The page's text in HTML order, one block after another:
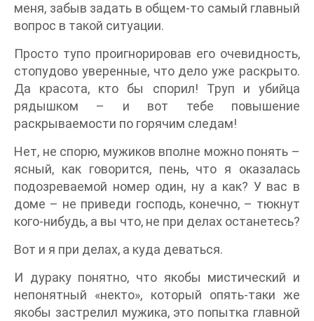
меня, забыв задать в общем-то самый главный
вопрос в такой ситуации.
Просто тупо проигнорировав его очевидность,
стопудово уверенные, что дело уже раскрыто.
Да красота, кто бы спорил! Труп и убийца
рядышком – и вот тебе повышение
раскрываемости по горячим следам!
Нет, не спорю, мужиков вполне можно понять –
ясный, как говорится, пень, что я оказалась
подозреваемой номер один, ну а как? У вас в
доме – не приведи господь, конечно, – тюкнут
кого-нибудь, а вы что, не при делах останетесь?
Вот и я при делах, а куда деваться.
И дураку понятно, что якобы мистический и
непонятный «некто», который опять-таки же
якобы застрелил мужика, это попытка главной